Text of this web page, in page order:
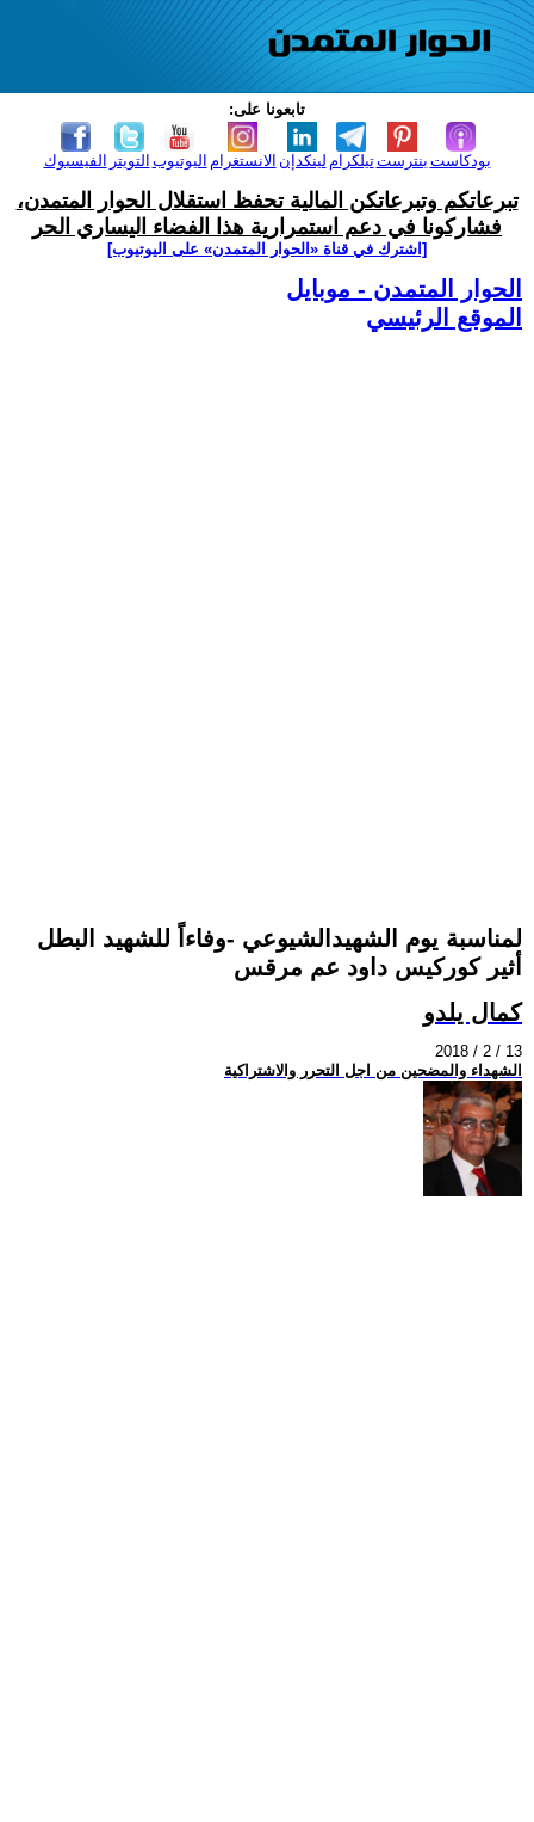
تابعونا على:
الفيسبوك التويتر اليوتيوب الانستغرام لينكدإن تيلكرامبنترست بودكاست
تبرعاتكم وتبرعاتكن المالية تحفظ استقلال الحوار المتمدن،
فشاركونا في دعم استمرارية هذا الفضاء اليساري الحر
[اشترك في قناة ‫«الحوار المتمدن» على اليوتيوب]
الحوار المتمدن - موبايل
الموقع الرئيسي
لمناسبة يوم الشهيدالشيوعي -وفاءاً للشهيد البطل
أثير كوركيس داود عم مرقس
كمال يلدو
2018 / 2 / 13
الشهداء والمضحين من اجل التحرر والاشتراكية